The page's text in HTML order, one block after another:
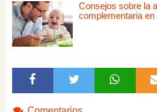
Consejos sobre la
complementaria en